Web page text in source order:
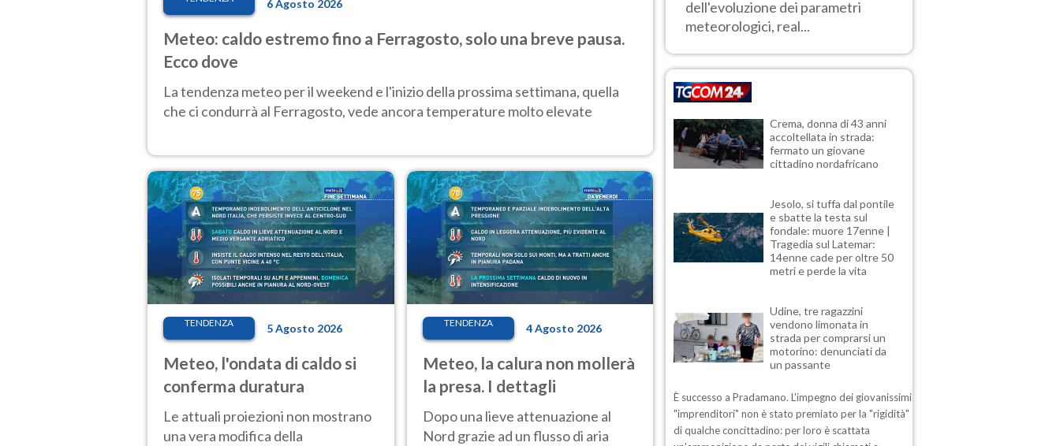
6 Agosto 2026
Meteo: caldo estremo fino a Ferragosto, solo una breve pausa.
Ecco dove
La tendenza meteo per il weekend e l'inizio della prossima settimana, quella
che ci condurrà al Ferragosto, vede ancora temperature molto elevate
TENDENZA 5 Agosto 2026
Meteo, l'ondata di caldo si
conferma duratura
Le attuali proiezioni non mostrano
una vera modifica della
TENDENZA 4 Agosto 2026
Meteo, la calura non mollerà
la presa. I dettagli
Dopo una lieve attenuazione al
Nord grazie ad un flusso di aria
dell'evoluzione dei parametri
meteorologici, real...
Crema, donna di 43 anni
accoltellata in strada:
fermato un giovane
cittadino nordafricano
Jesolo, si tuffa dal pontile
e sbatte la testa sul
fondale: muore 17enne |
Tragedia sul Latemar:
14enne cade per oltre 50
metri e perde la vita
Udine, tre ragazzini
vendono limonata in
strada per comprarsi un
motorino: denunciati da
un passante
È successo a Pradamano. L'impegno dei giovanissimi
"imprenditori" non è stato premiato per la "rigidità"
di qualche concittadino: per loro è scattata